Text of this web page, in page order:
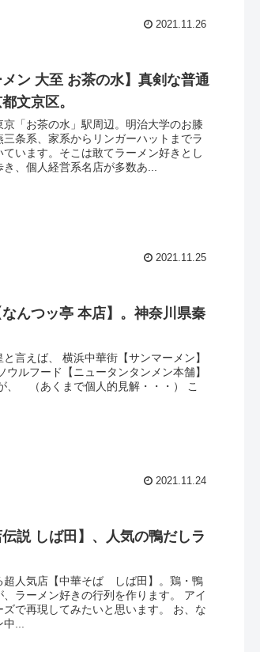
2021.11.26
ン 大至 お茶の水】真剣な普通
文京区。
「お茶の水」駅周辺。明治大学のお膝
条系、家系からリンガーハットまでラ
います。そこは敢てラーメン好きとし
、個人経営系名店が多数あ...
2021.11.25
んつッ亭 本店】。神奈川県秦
言えば、 横浜中華街【サンマーメン】
ルフード【ニュータンタンメン本舗】
、 （あくまで個人的見解・・・） こ
2021.11.24
説 しば田】、人気の鴨だしラ
超人気店【中華そば しば田】。鶏・鴨
ラーメン好きの行列を作ります。 アイ
で再現してみたいと思います。 お、な
...